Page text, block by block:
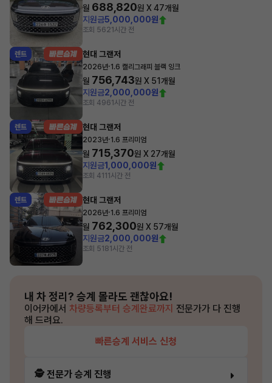
월 688,820원 X47개월
지원금5,000,000원
조회 5621시간 전
렌트 현대 그랜저
2026년·1.6 캘리그래피 블랙 잉크
월 756,743원 X 51개월
지원금2,000,000원
조회 4961시간 전
렌트 현대 그랜저
2023년·1.6 프리미엄
월 715,370원 X 27개월
지원금1,000,000원
조회 411 1시간 전
렌트 현대 그랜저
2026년·1.6 프리미엄
월 762,300원 X 57개월
지원금2,000,000원
조회 5181시간 전
내 차 정리? 승계 몰라도 괜찮아요!
이어카에서 차량등록부터 승계완료까지 전문가가 다 진행
해 드려요.
빠른승계 서비스 신청
🕵️ 전문가 승계 진행